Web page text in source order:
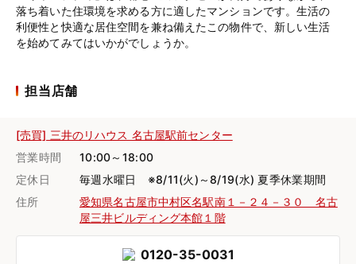
落ち着いた住環境を求める方に適したマンションです。生活の
利便性と快適な居住空間を兼ね備えたこの物件で、新しい生活
を始めてみてはいかがでしょうか。
担当店舗
[売買] 三井のリハウス 名古屋駅前センター
営業時間
10:00～18:00
定休日
毎週水曜日 ※8/11(火)～8/19(水) 夏季休業期間
住所
愛知県名古屋市中村区名駅南１－２４－３０ 名古
屋三井ビルディング本館１階
0120-35-0031